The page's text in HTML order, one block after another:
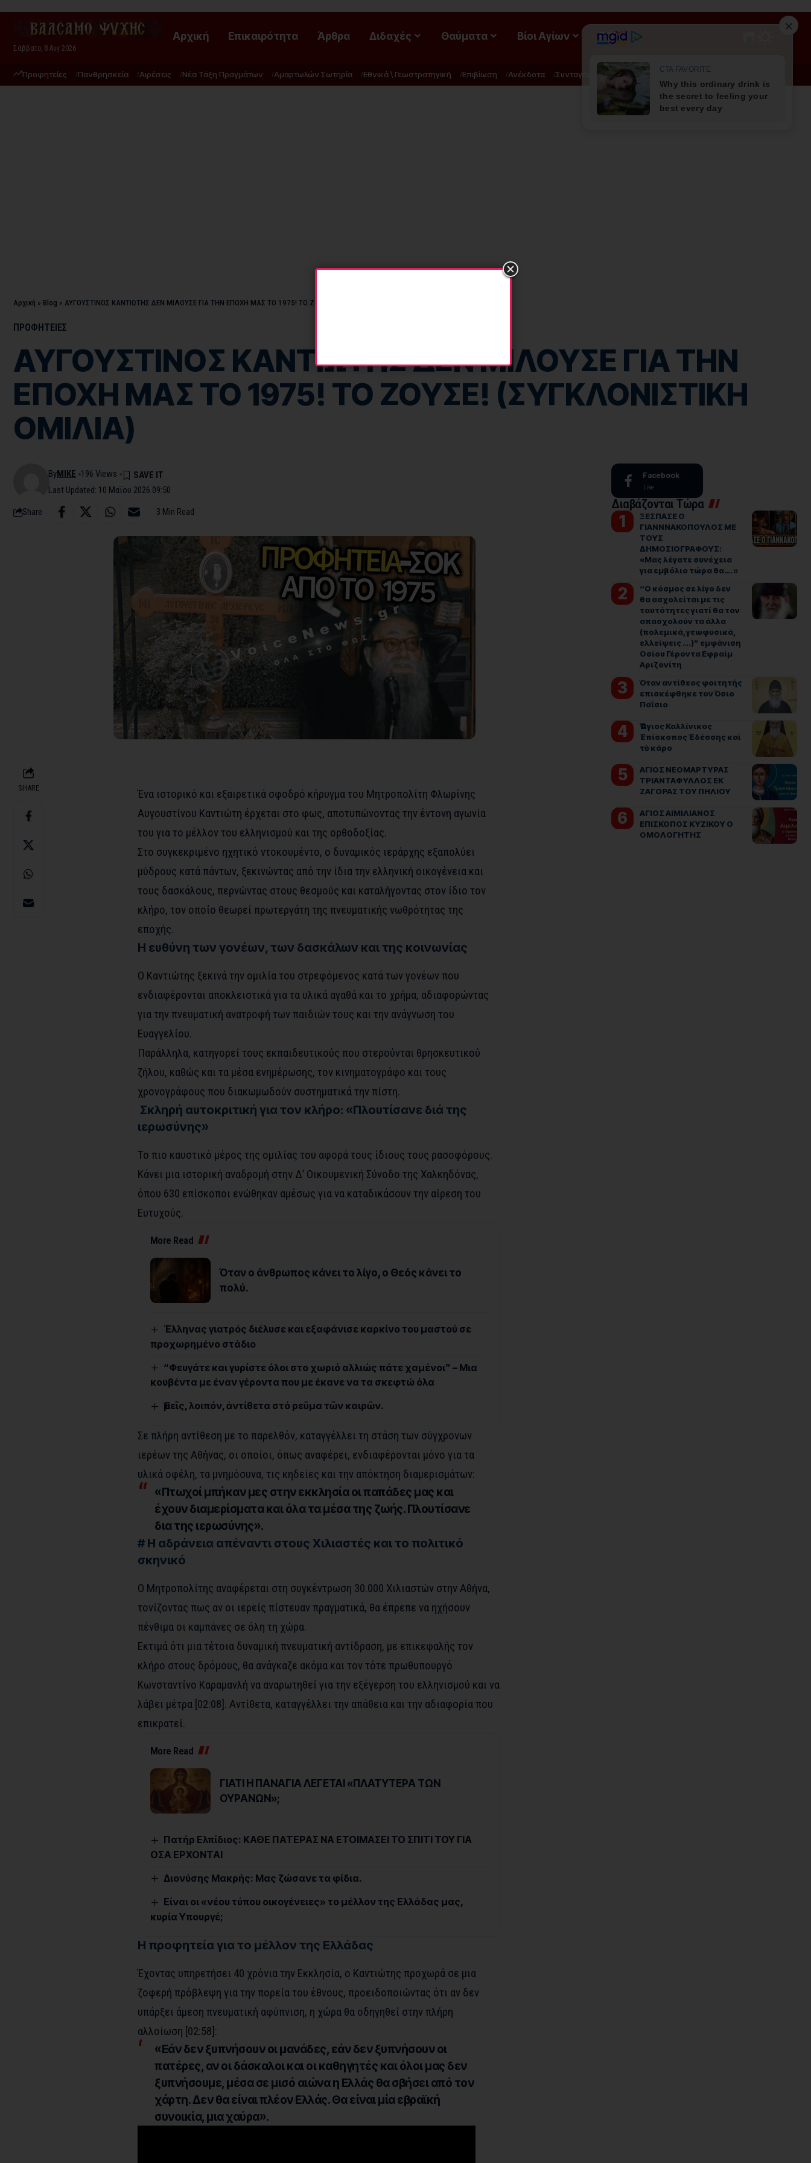
Σάββατο, 8 Αυγ 2026
Αρχική Επικαιρότητα Άρθρα Διδαχές Θαύματα Βίοι Αγίων ΡΟΗ
Προφητείες Πανθρησκεία Αιρέσεις Νέα Τάξη Πραγμάτων Αμαρτωλών Σωτηρία Εθνικά \ Γεωστρατηγική Επιβίωση Ανέκδοτα Συνταγές Διατροφή - Φυσική Ιατρική
Αρχική » Blog » ΑΥΓΟΥΣΤΙΝΟΣ ΚΑΝΤΙΩΤΗΣ ΔΕΝ ΜΙΛΟΥΣΕ ΓΙΑ ΤΗΝ ΕΠΟΧΗ ΜΑΣ ΤΟ 1975! ΤΟ ΖΟΥΣΕ! (ΣΥΓΚΛΟΝΙΣΤΙΚΗ ΟΜΙΛΙΑ)
ΠΡΟΦΗΤΕΙΕΣ
ΑΥΓΟΥΣΤΙΝΟΣ ΚΑΝΤΙΩΤΗΣ ΔΕΝ ΜΙΛΟΥΣΕ ΓΙΑ ΤΗΝ
ΕΠΟΧΗ ΜΑΣ ΤΟ 1975! ΤΟ ΖΟΥΣΕ! (ΣΥΓΚΛΟΝΙΣΤΙΚΗ
ΟΜΙΛΙΑ)
Last Updated: 10 Μαΐου 2026 09:50
ByMIKE 196 Views
Share 3 Min Read
SHARE
Ένα ιστορικό και εξαιρετικά σφοδρό κήρυγμα του Μητροπολίτη Φλωρίνης
Αυγουστίνου Καντιώτη έρχεται στο φως, αποτυπώνοντας την έντονη αγωνία
του για το μέλλον του ελληνισμού και της ορθοδοξίας.
Στο συγκεκριμένο ηχητικό ντοκουμέντο, ο δυναμικός ιεράρχης εξαπολύει
μύδρους κατά πάντων, ξεκινώντας από την ίδια την ελληνική οικογένεια και
τους δασκάλους, περνώντας στους θεσμούς και καταλήγοντας στον ίδιο τον
κλήρο, τον οποίο θεωρεί πρωτεργάτη της πνευματικής νωθρότητας της
εποχής.
Η ευθύνη των γονέων, των δασκάλων και της κοινωνίας
Ο Καντιώτης ξεκινά την ομιλία του στρεφόμενος κατά των γονέων που
ενδιαφέρονται αποκλειστικά για τα υλικά αγαθά και το χρήμα, αδιαφορώντας
για την πνευματική ανατροφή των παιδιών τους και την ανάγνωση του
Ευαγγελίου.
Παράλληλα, κατηγορεί τους εκπαιδευτικούς που στερούνται θρησκευτικού
ζήλου, καθώς και τα μέσα ενημέρωσης, τον κινηματογράφο και τους
χρονογράφους που διακωμωδούν συστηματικά την πίστη.
Σκληρή αυτοκριτική για τον κλήρο: «Πλουτίσανε διά της
ιερωσύνης»
Το πιο καυστικό μέρος της ομιλίας του αφορά τους ίδιους τους ρασοφόρους.
Κάνει μια ιστορική αναδρομή στην Δ’ Οικουμενική Σύνοδο της Χαλκηδόνας,
όπου 630 επίσκοποι ενώθηκαν αμέσως για να καταδικάσουν την αίρεση του
Ευτυχούς.
More Read
Όταν ο άνθρωπος κάνει το λίγο, ο Θεός κάνει το
πολύ.
Έλληνας γιατρός διέλυσε και εξαφάνισε καρκίνο του μαστού σε
προχωρημένο στάδιο
“Φευγάτε και γυρίστε όλοι στο χωριό αλλιώς πάτε χαμένοι” – Μια
κουβέντα με έναν γέροντα που με έκανε να τα σκεφτώ όλα
Ἐμεῖς, λοιπόν, ἀντίθετα στό ρεῦμα τῶν καιρῶν.
Σε πλήρη αντίθεση με το παρελθόν, καταγγέλλει τη στάση των σύγχρονων
ιερέων της Αθήνας, οι οποίοι, όπως αναφέρει, ενδιαφέρονται μόνο για τα
υλικά οφέλη, τα μνημόσυνα, τις κηδείες και την απόκτηση διαμερισμάτων:
«Πτωχοί μπήκαν μες στην εκκλησία οι παπάδες μας και
έχουν διαμερίσματα και όλα τα μέσα της ζωής. Πλουτίσανε
δια της ιερωσύνης».
# Η αδράνεια απέναντι στους Χιλιαστές και το πολιτικό
σκηνικό
Ο Μητροπολίτης αναφέρεται στη συγκέντρωση 30.000 Χιλιαστών στην Αθήνα,
τονίζοντας πως αν οι ιερείς πίστευαν πραγματικά, θα έπρεπε να ηχήσουν
πένθιμα οι καμπάνες σε όλη τη χώρα.
Εκτιμά ότι μια τέτοια δυναμική πνευματική αντίδραση, με επικεφαλής τον
κλήρο στους δρόμους, θα ανάγκαζε ακόμα και τον τότε πρωθυπουργό
Κωνσταντίνο Καραμανλή να αναρωτηθεί για την εξέγερση του ελληνισμού και να
λάβει μέτρα [02:08]. Αντίθετα, καταγγέλλει την απάθεια και την αδιαφορία που
επικρατεί.
More Read
ΓΙΑΤΙ Η ΠΑΝΑΓΙΑ ΛΕΓΕΤΑΙ «ΠΛΑΤΥΤΕΡΑ ΤΩΝ
ΟΥΡΑΝΩΝ»;
Πατήρ Ελπίδιος: ΚΑΘΕ ΠΑΤΕΡΑΣ ΝΑ ΕΤΟΙΜΑΣΕΙ ΤΟ ΣΠΙΤΙ ΤΟΥ ΓΙΑ
ΟΣΑ ΕΡΧΟΝΤΑΙ
Διονύσης Μακρής: Μας ζώσανε τα φίδια.
Είναι οι «νέου τύπου οικογένειες» το μέλλον της Ελλάδας μας,
κυρία Υπουργέ;
Η προφητεία για το μέλλον της Ελλάδας
Έχοντας υπηρετήσει 40 χρόνια την Εκκλησία, ο Καντιώτης προχωρά σε μια
ζοφερή πρόβλεψη για την πορεία του έθνους, προειδοποιώντας ότι αν δεν
υπάρξει άμεση πνευματική αφύπνιση, η χώρα θα οδηγηθεί στην πλήρη
αλλοίωση [02:58]:
«Εάν δεν ξυπνήσουν οι μανάδες, εάν δεν ξυπνήσουν οι
πατέρες, αν οι δάσκαλοι και οι καθηγητές και όλοι μας δεν
ξυπνήσουμε, μέσα σε μισό αιώνα η Ελλάς θα σβήσει από τον
χάρτη. Δεν θα είναι πλέον Ελλάς. Θα είναι μία εβραϊκή
συνοικία, μια χαύρα».
Facebook
Like
Διαβάζονται Τώρα
ΞΕΣΠΑΣΕ Ο
ΓΙΑΝΝΝΑΚΟΠΟΥΛΟΣ ΜΕ
ΤΟΥΣ
ΔΗΜΟΣΙΟΓΡΑΦΟΥΣ:
«Μας λέγατε συνέχεια
για εμβόλιο τώρα θα…. »
“Ο κόσμος σε λίγο δεν
θα ασχολείται με τις
ταυτότητες γιατί θα τον
απασχολούν τα άλλα
(πολεμικά, γεωφυσικά,
ελλείψεις ….)” εμφάνιση
Οσίου Γέροντα Εφραίμ
Αριζονίτη
Όταν αντίθεος φοιτητής
επισκέφθηκε τον Όσιο
Παΐσιο
Ὁ Ἅγιος Καλλίνικος
Ἐπίσκοπος Ἐδέσσης καὶ
τὸ κάρο
ΑΓΙΟΣ ΝΕΟΜΑΡΤΥΡΑΣ
ΤΡΙΑΝΤΑΦΥΛΛΟΣ ΕΚ
ΖΑΓΟΡΑΣ ΤΟΥ ΠΗΛΙΟΥ
ΑΓΙΟΣ ΑΙΜΙΛΙΑΝΟΣ
ΕΠΙΣΚΟΠΟΣ ΚΥΖΙΚΟΥ Ο
ΟΜΟΛΟΓΗΤΗΣ